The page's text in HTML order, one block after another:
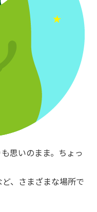
思いのまま。ちょっ
、さまざまな場所で